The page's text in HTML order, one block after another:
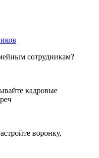
сотрудникам?
кадровые
воронку,